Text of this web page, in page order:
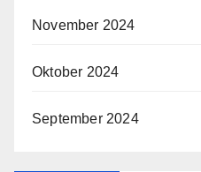
November 2024
Oktober 2024
September 2024